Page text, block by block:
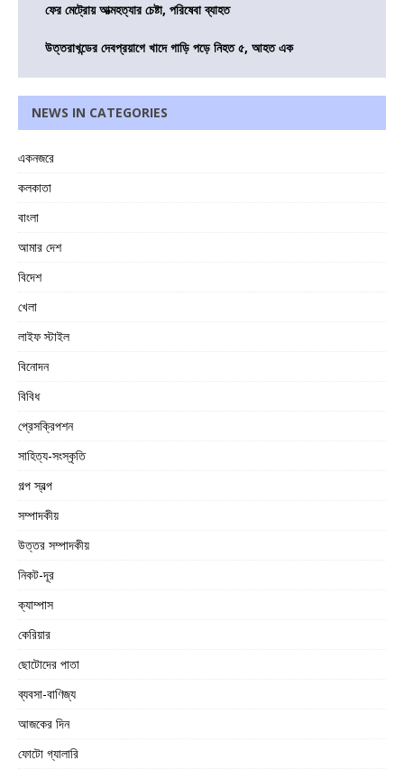
ফের মেট্রোয় আত্মহত্যার চেষ্টা, পরিষেবা ব্যাহত
উত্তরাখন্ডের দেবপ্রয়াগে খাদে গাড়ি পড়ে নিহত ৫, আহত এক
NEWS IN CATEGORIES
একনজরে
কলকাতা
বাংলা
আমার দেশ
বিদেশ
খেলা
লাইফ স্টাইল
বিনোদন
বিবিধ
প্রেসক্রিপশন
সাহিত্য-সংস্কৃতি
গল্প স্বল্প
সম্পাদকীয়
উত্তর সম্পাদকীয়
নিকট-দূর
ক্যাম্পাস
কেরিয়ার
ছোটোদের পাতা
ব্যবসা-বাণিজ্য
আজকের দিন
ফোটো গ্যালারি